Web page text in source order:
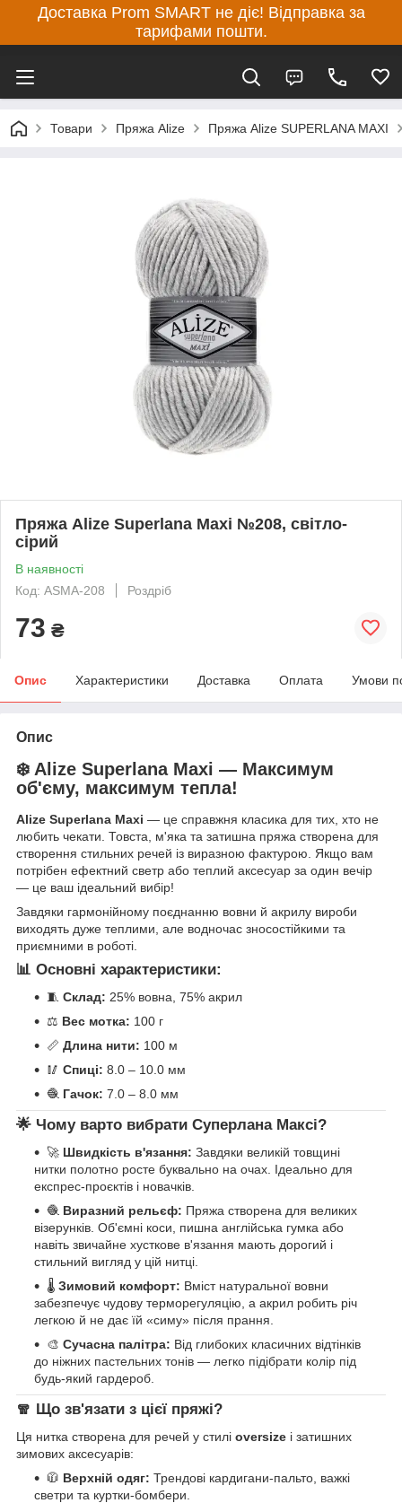
Доставка Prom SMART не діє! Відправка за
тарифами пошти.
Товари Пряжа Alize Пряжа Alize SUPERLANA MAXI
Пряжа Alize Superlana Maxi №208, світло-
сірий
В наявності
Код: ASMA-208
Роздріб
73 ₴
Опис Характеристики Доставка Оплата Умови
Опис
❄️ Alize Superlana Maxi — Максимум
об'єму, максимум тепла!
Alize Superlana Maxi — це справжня класика для тих, хто не
любить чекати. Товста, м'яка та затишна пряжа створена для
створення стильних речей із виразною фактурою. Якщо вам
потрібен ефектний светр або теплий аксесуар за один вечір
— це ваш ідеальний вибір!
Завдяки гармонійному поєднанню вовни й акрилу вироби
виходять дуже теплими, але водночас зносостійкими та
приємними в роботі.
📊 Основні характеристики:
🧵 Склад: 25% вовна, 75% акрил
⚖️ Вес мотка: 100 г
📏 Длина нити: 100 м
🥢 Спиці: 8.0 – 10.0 мм
🧶 Гачок: 7.0 – 8.0 мм
🌟 Чому варто вибрати Суперлана Максі?
🚀 Швидкість в'язання: Завдяки великій товщині
нитки полотно росте буквально на очах. Ідеально для
експрес-проєктів і новачків.
🧶 Виразний рельєф: Пряжа створена для великих
візерунків. Об'ємні коси, пишна англійська гумка або
навіть звичайне хусткове в'язання мають дорогий і
стильний вигляд у цій нитці.
🌡️ Зимовий комфорт: Вміст натуральної вовни
забезпечує чудову терморегуляцію, а акрил робить річ
легкою й не дає їй «симу» після прання.
🎨 Сучасна палітра: Від глибоких класичних відтінків
до ніжних пастельних тонів — легко підібрати колір під
будь-який гардероб.
🧣 Що зв'язати з цієї пряжі?
Ця нитка створена для речей у стилі oversize і затишних
зимових аксесуарів:
🧥 Верхній одяг: Трендові кардигани-пальто, важкі
светри та куртки-бомбери.